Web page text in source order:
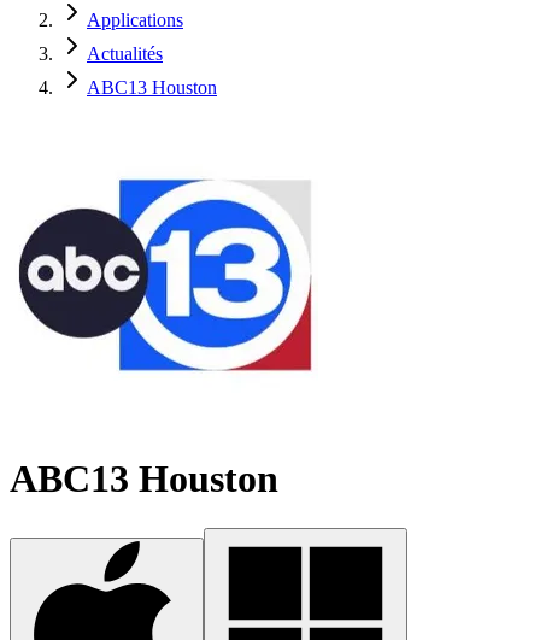
Applications
Actualités
ABC13 Houston
ABC13 Houston